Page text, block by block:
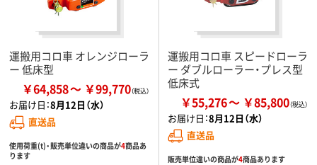
運搬用コロ車 オレンジローラ
ー 低床型
￥64,858 ￥99,770
お届け日：8月12日（水）
直送品
使用荷重(t)・販売単位違いの商品が4商品あ
ります
運搬用コロ車 スピードローラ
ー ダブルローラー・プレス型
低床式
￥55,276 ￥85,800
お届け日：8月12日（水）
直送品
販売単位違いの商品が4商品あります